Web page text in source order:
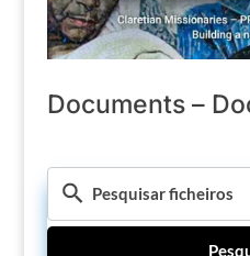
Documents –